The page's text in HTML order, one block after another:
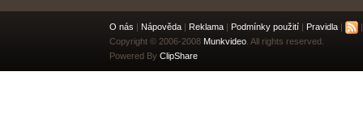
O nás | Nápověda | Reklama | Podmínky použití | Pravidla |
Copyright © 2006-2008 Munkvideo . All rights reserved.
Powered By ClipShare